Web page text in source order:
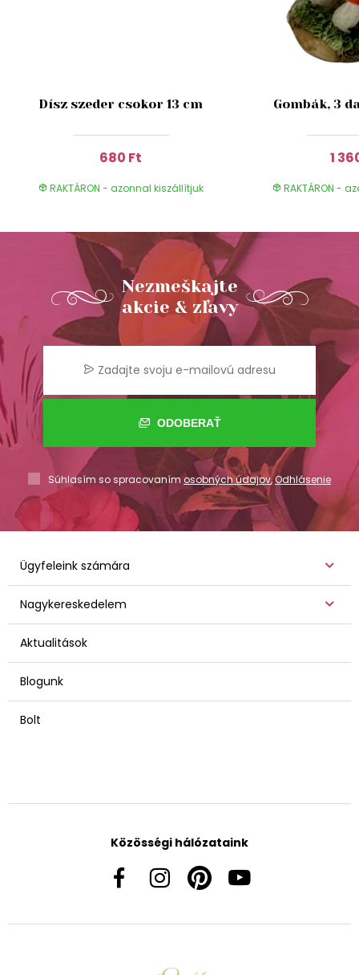
Dísz szeder csokor 13 cm
680 Ft
RAKTÁRON - azonnal kiszállítjuk
Gombák, 3
1
RAKTÁRON -
Nezmeškajte
akcie & zľavy
ODOBERAŤ
Súhlasím so spracovaním osobných údajov,Odhlásenie
Ügyfeleink számára
Nagykereskedelem
Aktualitások
Blogunk
Bolt
Közösségi hálózataink